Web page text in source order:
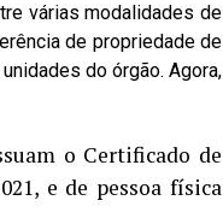
várias modalidades de
de propriedade de
do órgão. Agora,
o Certificado de
e de pessoa física